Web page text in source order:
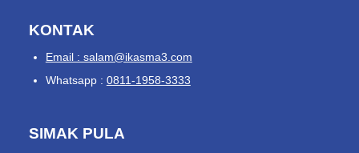
KONTAK
Email : salam@ikasma3.com
Whatsapp : 0811-1958-3333
SIMAK PULA